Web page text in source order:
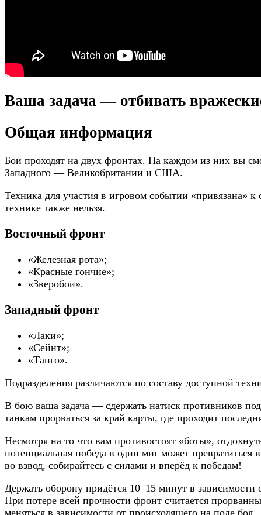
Ваша задача — отбивать
Общая информация
Бои проходят на двух фронтах. На каждом из них вы
Западного — Великобритании и США.
Техника для участия в игровом событии «привязана»
технике также нельзя.
Восточный фронт
«Железная рота»;
«Красные гончие»;
«Зверобои».
Западный фронт
«Лаки»;
«Сейнт»;
«Танго».
Подразделения различаются по составу доступной
В бою ваша задача — сдержать натиск противников
танкам прорваться за край карты, где проходит
Несмотря на то что вам противостоят «боты»,
потенциальная победа в один миг может превратиться
во взвод, собирайтесь с силами и вперёд к победам!
Держать оборону придётся 10–15 минут в
При потере всей прочности фронт считается